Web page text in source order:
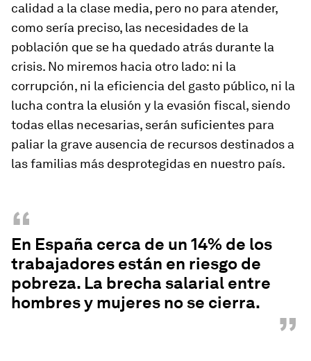
calidad a la clase media, pero no para atender,
como sería preciso, las necesidades de la
población que se ha quedado atrás durante la
crisis. No miremos hacia otro lado: ni la
corrupción, ni la eficiencia del gasto público, ni la
lucha contra la elusión y la evasión fiscal, siendo
todas ellas necesarias, serán suficientes para
paliar la grave ausencia de recursos destinados a
las familias más desprotegidas en nuestro país.
“
En España cerca de un 14% de los
trabajadores están en riesgo de
pobreza. La brecha salarial entre
hombres y mujeres no se cierra.
”